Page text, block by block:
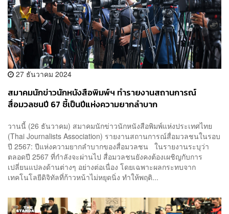
27 ธันวาคม 2024
สมาคมนักข่าวนักหนังสือพิมพ์ฯ ทำรายงานสถานการณ์
สื่อมวลชนปี 67 ชี้เป็นปีแห่งความยากลำบาก
วานนี้ (26 ธันวาคม) สมาคมนักข่าวนักหนังสือพิมพ์แห่งประเทศไทย
(Thai Journalists Association) รายงานสถานการณ์สื่อมวลชนในรอบ
ปี 2567: ปีแห่งความยากลำบากของสื่อมวลชน ในรายงานระบุว่า
ตลอดปี 2567 ที่กำลังจะผ่านไป สื่อมวลชนยังคงต้องเผชิญกับการ
เปลี่ยนแปลงด้านต่างๆ อย่างต่อเนื่อง โดยเฉพาะผลกระทบจาก
เทคโนโลยีดิจิทัลที่ก้าวหน้าไม่หยุดนิ่ง ทำให้พฤติ...